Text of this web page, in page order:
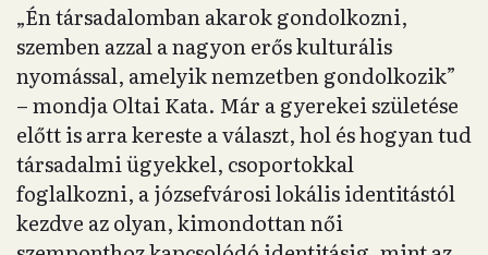
„Én társadalomban akarok gondolkozni,
szemben azzal a nagyon erős kulturális
nyomással, amelyik nemzetben gondolkozik”
– mondja Oltai Kata. Már a gyerekei születése
előtt is arra kereste a választ, hol és hogyan tud
társadalmi ügyekkel, csoportokkal
foglalkozni, a józsefvárosi lokális identitástól
kezdve az olyan, kimondottan női